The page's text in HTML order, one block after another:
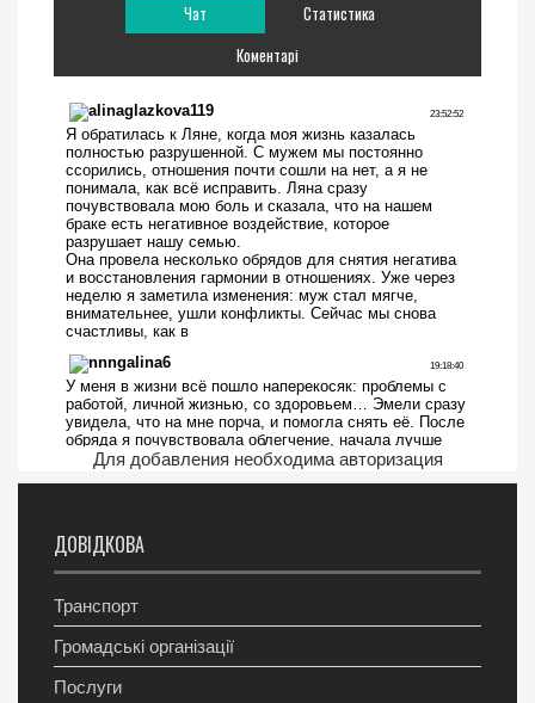
Чат
Статистика
Коментарі
Для добавления необходима авторизация
ДОВІДКОВА
Транспорт
Громадські організації
Послуги